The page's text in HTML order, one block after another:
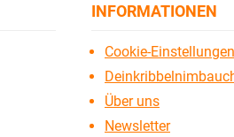
INFORMATIONEN
Cookie-Einstellungen
Über uns
Newsletter